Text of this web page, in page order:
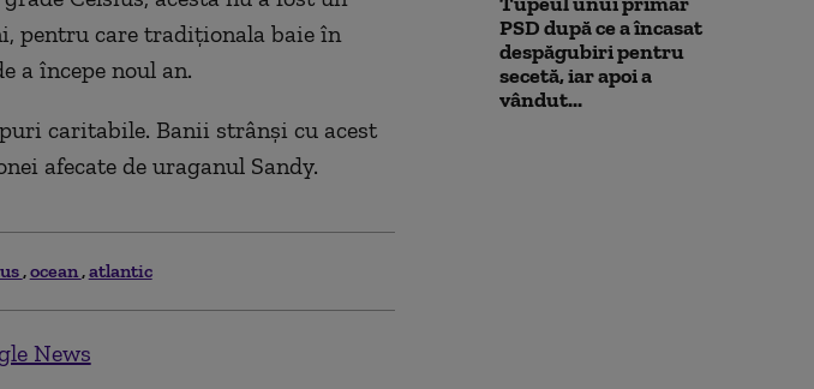
pentru care tradiţionala baie în
a începe noul an.
caritabile. Banii strânşi cu acest
afecate de uraganul Sandy.
ocean atlantic
News
PSD după ce a încasat
despăgubiri pentru
secetă, iar apoi a
vândut...